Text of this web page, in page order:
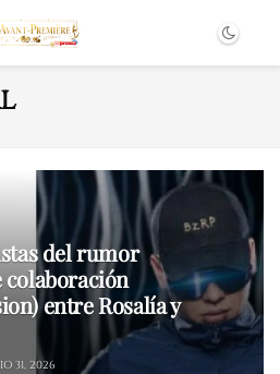
del rumor
colaboración
entre Rosalía y
31, 2026